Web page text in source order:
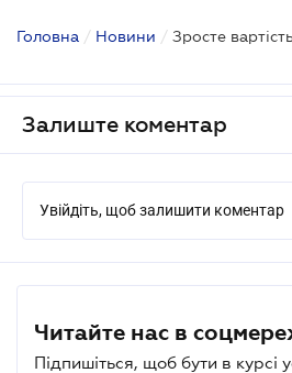
Головна / Новини / Зросте
Залиште коментар
Увійдіть, щоб залишити коментар
Читайте нас в
Підпишіться, щоб бути в курсі